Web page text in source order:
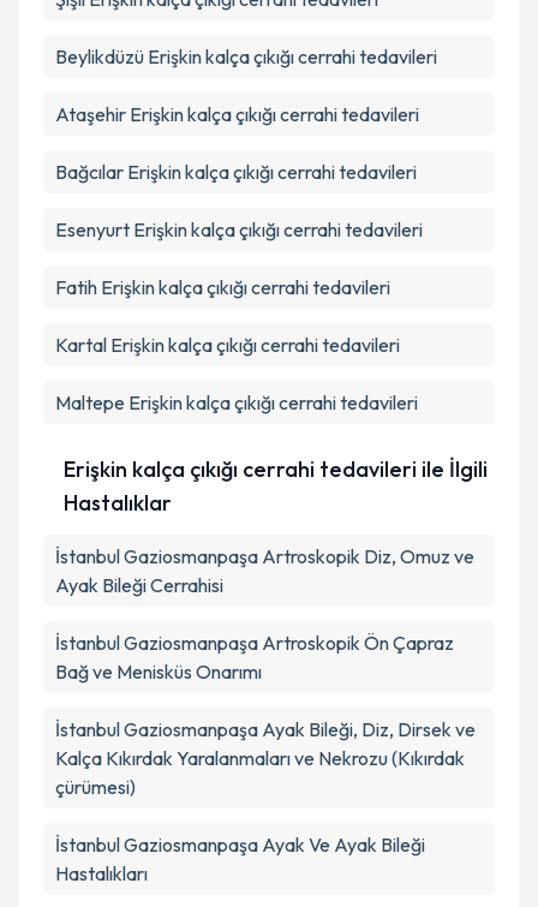
Beylikdüzü Erişkin kalça çıkığı cerrahi tedavileri
Ataşehir Erişkin kalça çıkığı cerrahi tedavileri
Bağcılar Erişkin kalça çıkığı cerrahi tedavileri
Esenyurt Erişkin kalça çıkığı cerrahi tedavileri
Fatih Erişkin kalça çıkığı cerrahi tedavileri
Kartal Erişkin kalça çıkığı cerrahi tedavileri
Maltepe Erişkin kalça çıkığı cerrahi tedavileri
Erişkin kalça çıkığı cerrahi tedavileri ile İlgili
Hastalıklar
İstanbul Gaziosmanpaşa Artroskopik Diz, Omuz ve
Ayak Bileği Cerrahisi
İstanbul Gaziosmanpaşa Artroskopik Ön Çapraz
Bağ ve Menisküs Onarımı
İstanbul Gaziosmanpaşa Ayak Bileği, Diz, Dirsek ve
Kalça Kıkırdak Yaralanmaları ve Nekrozu (Kıkırdak
çürümesi)
İstanbul Gaziosmanpaşa Ayak Ve Ayak Bileği
Hastalıkları